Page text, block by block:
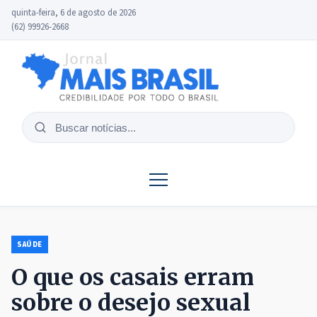
quinta-feira, 6 de agosto de 2026
(62) 99926-2668
Buscar
SAÚDE
O que os casais erram
sobre o desejo sexual